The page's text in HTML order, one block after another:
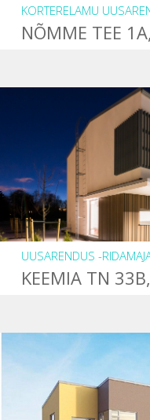
KORTERELAMU
NÕMME TEE
UUSARENDUS -
KEEMIA TN